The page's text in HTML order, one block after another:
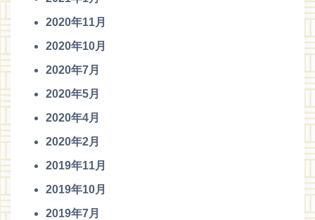
2020年11月
2020年10月
2020年7月
2020年5月
2020年4月
2020年2月
2019年11月
2019年10月
2019年7月